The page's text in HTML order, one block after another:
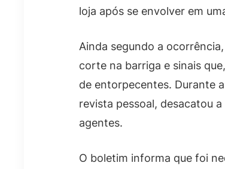
loja após se envolver em
Ainda segundo a
corte na barriga e sinais
de entorpecentes. Durante
revista pessoal, desacatou
agentes.
O boletim informa que foi